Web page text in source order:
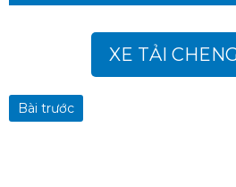
XE TẢI
Bài trước